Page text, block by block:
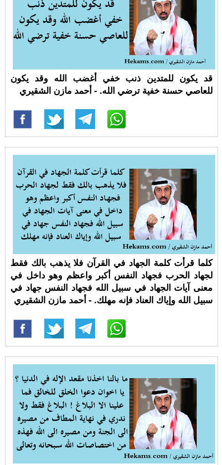
قد يكون للمتدين ذنب خفي أغضب الله وقد يكون
للعاصي حسنة خفية ترضي الله. - أحمد مازن الشقيري
كلما قرأت كلمة الجهاد في القرآن فلا يذهب بالك فقط
لجهاد الحرب فجهاد النفس أكبر واعظم وهو داخل في
معنى آيات الجهاد في سبيل الله فجهاد النفس جهاد في
سبيل الله وإياك العناد فإنه مهلك. - أحمد مازن الشقيري